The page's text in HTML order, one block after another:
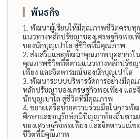
พันธกิจ
1.​ พัฒนา​ผู้​เรียน​ให้​มี​คุณภาพ​ชีวิต​ครบ​ทุ
แนวทาง​หลัก​ปรัชญา​ของ​เศรษฐกิจ​พอเ
ของ​นักบุญ​เปาโล​ สู่​ชีวิต​ที่​มี​คุณภาพ
2.​ ส่งเสริม​และ​พัฒนา​คุณภาพ​บุคลากร​ใ
คุณภาพ​ชีวิต​ที่ดี​ตาม​แนวทาง​หลัก​ปรัชญ
เพียง​ และ​จิตตารมณ์​ของ​นักบุญ​เปาโล
3.​ พัฒนา​ระบบ​บริหาร​จัดการ​อย่าง​มี​คุณ
หลัก​ปรัชญา​ของ​เศรษฐกิจ​พอเพียง​ และ​
นักบุญ​เปาโล​ สู่​ชีวิต​ที่​มี​คุณภาพ
4.​ ขยาย​เครือข่าย​ความ​ร่วมมือ​ใน​การ​
ศึกษา​และ​อนุรักษ์​ภูมิปัญญา​ท้องถิ่น​ตาม​
ของ​เศรษฐกิจ​พอเพียง​ และ​จิตตารมณ์​ข
ชีวิต​ที่​มี​คุณภาพ